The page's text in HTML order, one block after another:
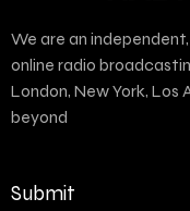
We are an
online radio
London, New York, Los
beyond
Submit